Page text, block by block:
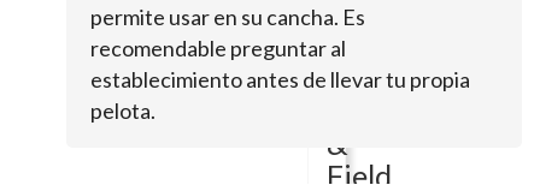
Serving
theGlendale
Area
&
Field
permite usar en su cancha. Es
recomendable preguntar al
establecimiento antes de llevar tu propia
pelota.